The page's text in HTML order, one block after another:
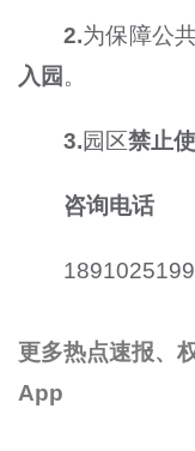
2.为保障公
入园 。
3.园区禁止
咨询电话
更多热点速报、
App